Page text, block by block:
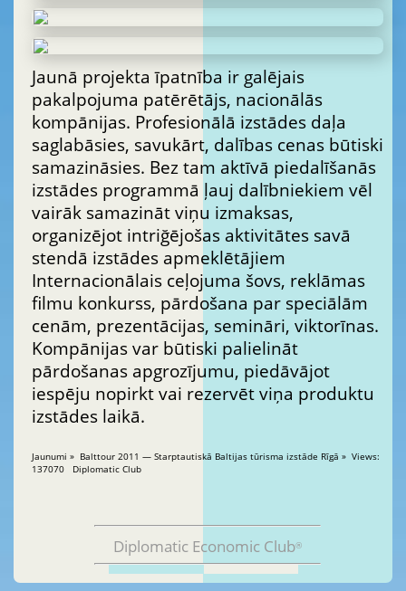
Jaunā projekta īpatnība ir galējais
pakalpojuma patērētājs, nacionālās
kompānijas. Profesionālā izstādes daļa
saglabāsies, savukārt, dalības cenas būtiski
samazināsies. Bez tam aktīvā piedalīšanās
izstādes programmā ļauj dalībniekiem vēl
vairāk samazināt viņu izmaksas,
organizējot intriğējošas aktivitātes savā
stendā izstādes apmeklētājiem
Internacionālais ceļojuma šovs, reklāmas
filmu konkurss, pārdošana par speciālām
cenām, prezentācijas, semināri, viktorīnas.
Kompānijas var būtiski palielināt
pārdošanas apgrozījumu, piedāvājot
iespēju nopirkt vai rezervēt viņa produktu
izstādes laikā.
Jaunumi » Balttour 2011 — Starptautiskā Baltijas tūrisma izstāde Rīgā » Views:
137070 Diplomatic Club
Diplomatic Economic Club®